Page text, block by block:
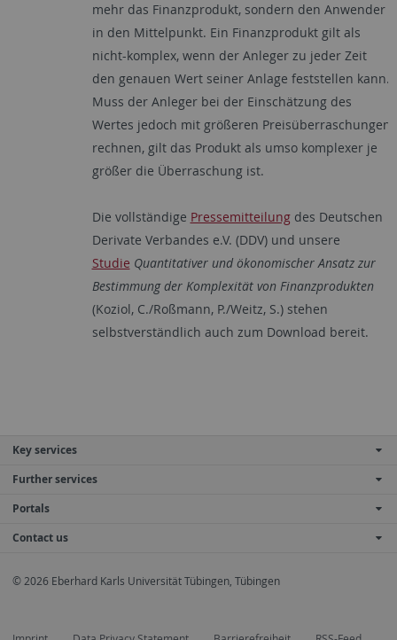
mehr das Finanzprodukt, sondern den Anwender
in den Mittelpunkt. Ein Finanzprodukt gilt als
nicht-komplex, wenn der Anleger zu jeder Zeit
den genauen Wert seiner Anlage feststellen kann.
Muss der Anleger bei der Einschätzung des
Wertes jedoch mit größeren Preisüberraschungen
rechnen, gilt das Produkt als umso komplexer je
größer die Überraschung ist.
Die vollständige Pressemitteilungdes Deutschen
Derivate Verbandes e.V. (DDV) und unsere
Studie Quantitativer und ökonomischer Ansatz zur
Bestimmung der Komplexität von Finanzprodukten
(Koziol, C./Roßmann, P./Weitz, S.) stehen
selbstverständlich auch zum Download bereit.
Key services
Further services
Portals
Contact us
© 2026 Eberhard Karls Universität Tübingen, Tübingen